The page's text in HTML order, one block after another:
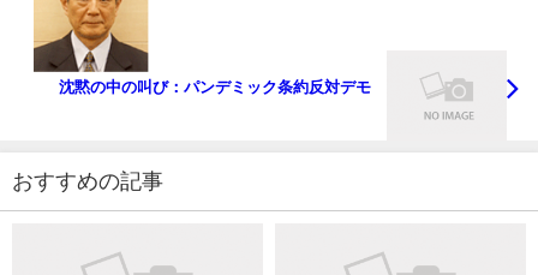
沈黙の中の叫び：パンデミック条約反対デモ
おすすめの記事